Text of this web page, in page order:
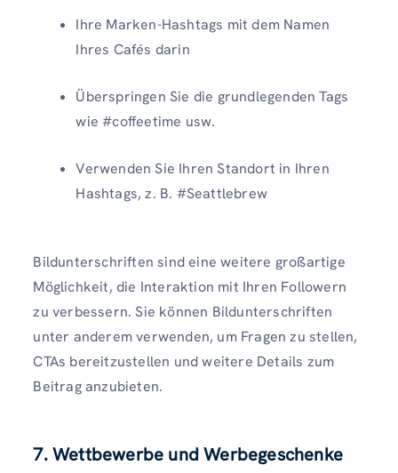
Ihre Marken-Hashtags mit dem Namen
Ihres Cafés darin
Überspringen Sie die grundlegenden Tags
wie #coffeetime usw.
Verwenden Sie Ihren Standort in Ihren
Hashtags, z. B. #Seattlebrew
Bildunterschriften sind eine weitere großartige
Möglichkeit, die Interaktion mit Ihren Followern
zu verbessern. Sie können Bildunterschriften
unter anderem verwenden, um Fragen zu stellen,
CTAs bereitzustellen und weitere Details zum
Beitrag anzubieten.
7. Wettbewerbe und Werbegeschenke